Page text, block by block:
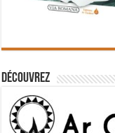
Découvrez